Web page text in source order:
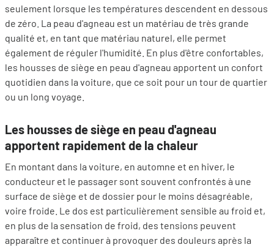
seulement lorsque les températures descendent en dessous
de zéro. La peau d'agneau est un matériau de très grande
qualité et, en tant que matériau naturel, elle permet
également de réguler l'humidité. En plus d'être confortables,
les housses de siège en peau d'agneau apportent un confort
quotidien dans la voiture, que ce soit pour un tour de quartier
ou un long voyage.
Les housses de siège en peau d'agneau
apportent rapidement de la chaleur
En montant dans la voiture, en automne et en hiver, le
conducteur et le passager sont souvent confrontés à une
surface de siège et de dossier pour le moins désagréable,
voire froide. Le dos est particulièrement sensible au froid et,
en plus de la sensation de froid, des tensions peuvent
apparaître et continuer à provoquer des douleurs après la